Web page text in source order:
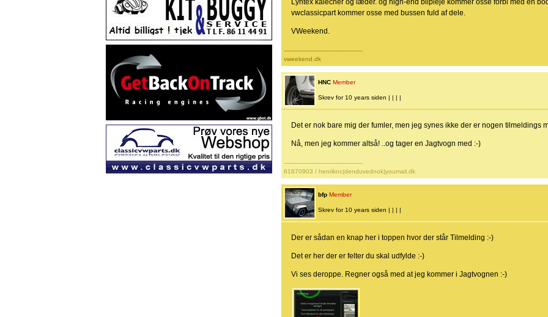
Lyntex kalecher og læder. og high-end bilpleje kommer osse forbi med en
vwclassicpart kommer osse med bussen fuld af dele.
VWeekend.
-------------------------------------------
vweekend.dk
HNC Member
Skrev for 10 years siden | | | |
Det er nok bare mig der fumler, men jeg synes ikke der er nogen tilmeldings
Nå, men jeg kommer altså! ..og tager en Jagtvogn med :-)
-------------------------------------------
61670903 / henriknc(denduvednok)youmail.dk
bfp Member
Skrev for 10 years siden | | | |
Der er sådan en knap her i toppen hvor der står Tilmelding :-)
Det er her der er felter du skal udfylde :-)
Vi ses deroppe. Regner også med at jeg kommer i Jagtvognen :-)